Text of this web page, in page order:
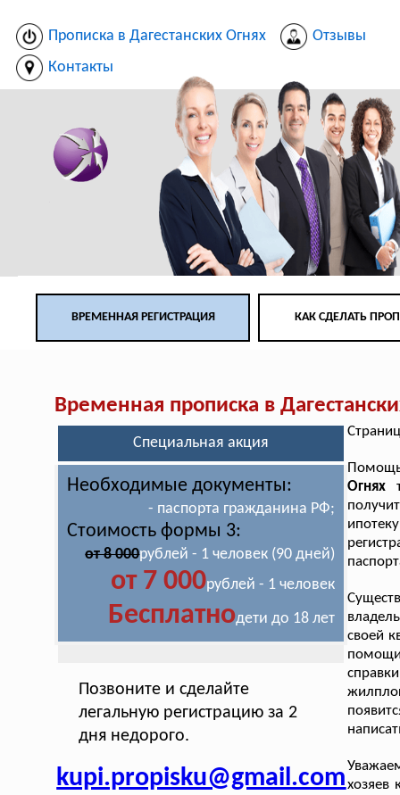
Прописка в Дагестанских Огнях
Отзывы
Контакты
ВРЕМЕННАЯ РЕГИСТРАЦИЯ КАК СДЕЛАТЬ
Временная прописка в
Специальная акция
Необходимые документы:
- паспорта гражданина РФ;
Стоимость формы 3:
от 8 000рублей - 1 человек (90 дней)
от 7 000рублей - 1 человек
Бесплатнодети до 18 лет
Позвоните и сделайте
легальную регистрацию за 2
дня недорого.
kupi.propisku@gmail.com
Огнях
своей
помощи
хозяев